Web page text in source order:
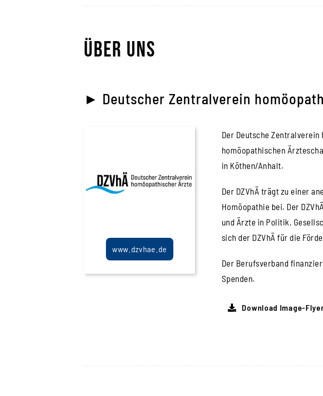
Über uns
► Deutscher Zentralverein
www.dzvhae.de
Der Deutsche
homöopathischen
in Köthen/Anhalt.
Der DZVhÄ trägt zu einer
Homöopathie bei. Der
und Ärzte in Politik,
sich der DZVhÄ für die
Der Berufsverband
Spenden.
Download Image-